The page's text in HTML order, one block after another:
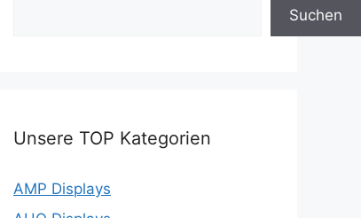
Suchen
Unsere TOP Kategorien
AMP Displays